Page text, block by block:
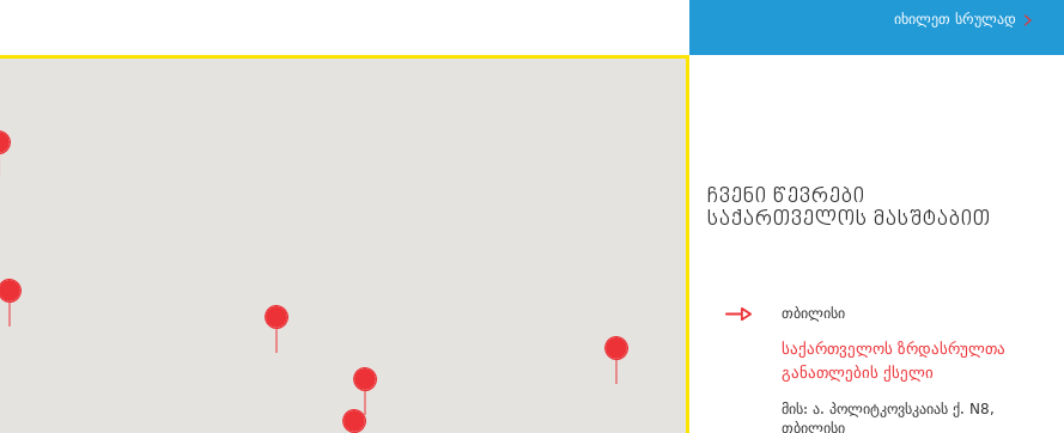
იხილეთ სრულად
ᲩᲕᲔᲜᲘ ᲬᲔᲕᲠᲔᲑᲘ
ᲡᲐᲥᲐᲠᲗᲕᲔᲚᲝᲡ ᲛᲐᲡᲨᲢᲐᲑᲘᲗ
თბილისი
ᲡᲐᲥᲐᲠᲗᲕᲔᲚᲝᲡ ᲖᲠᲓᲐᲡᲠᲣᲚᲗᲐ
ᲒᲐᲜᲐᲗᲚᲔᲑᲘᲡ ᲥᲡᲔᲚᲘ
მის: ა. პოლიტკოვსკაიას ქ. N8,
თბილისი